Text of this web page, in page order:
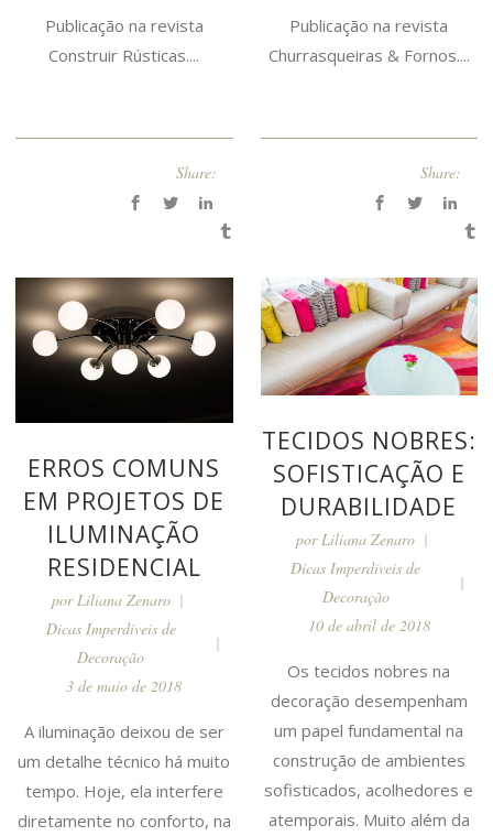
Publicação na revista
Construir Rústicas....
Share:
Publicação na revista
Churrasqueiras & Fornos....
Share:
ERROS COMUNS
EM PROJETOS DE
ILUMINAÇÃO
RESIDENCIAL
por Liliana Zenaro
Dicas Imperdíveis de
Decoração
3 de maio de 2018
A iluminação deixou de ser
um detalhe técnico há muito
tempo. Hoje, ela interfere
diretamente no conforto, na
TECIDOS NOBRES:
SOFISTICAÇÃO E
DURABILIDADE
porLiliana Zenaro
Dicas Imperdíveis de
Decoração
10 de abril de 2018
Os tecidos nobres na
decoração desempenham
um papel fundamental na
construção de ambientes
sofisticados, acolhedores e
atemporais. Muito além da